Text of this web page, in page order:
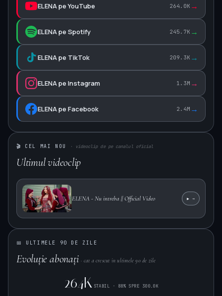
ELENA pe YouTube 264.0K →
ELENA pe Spotify 245.7K →
ELENA pe TikTok 209.3K →
ELENA pe Instagram 1.3M →
ELENA pe Facebook 2.4M →
🎬 CEL MAI NOU · videoclip de pe canalul oficial
Ultimul videoclip
▶
ELENA - Nu intreba || Official Video ▶ →
📅 ULTIMELE 90 DE ZILE
Evoluție abonați· cat a crescut in ultimele 90 de zile
264K STABIL · 88% SPRE 300.0K